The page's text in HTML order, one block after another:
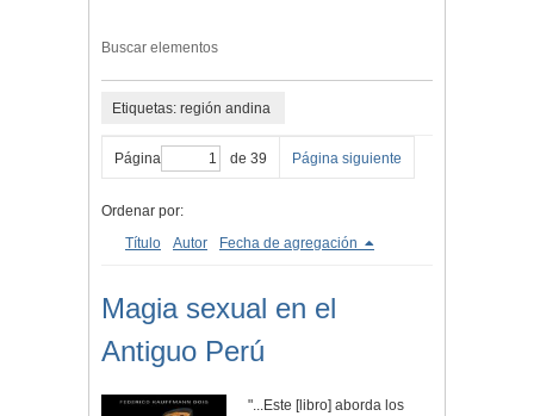
Buscar elementos
Etiquetas: región andina
Página de 39 Página siguiente
Ordenar por:
Título
Autor Fecha de agregación
Magia sexual en el
Antiguo Perú
"...Este [libro] aborda los